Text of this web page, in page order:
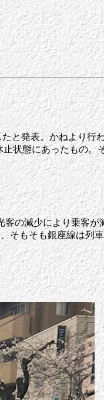
と発表。かねより行
状態にあったもの
の減少により乗客
そもそも銀座線は列